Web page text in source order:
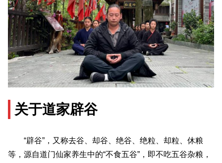
关于道家辟谷
“辟谷”，又称去谷、却谷、绝谷、绝粒、却粒、休粮
等，源自道门仙家养生中的“不食五谷”，即不吃五谷杂粮，